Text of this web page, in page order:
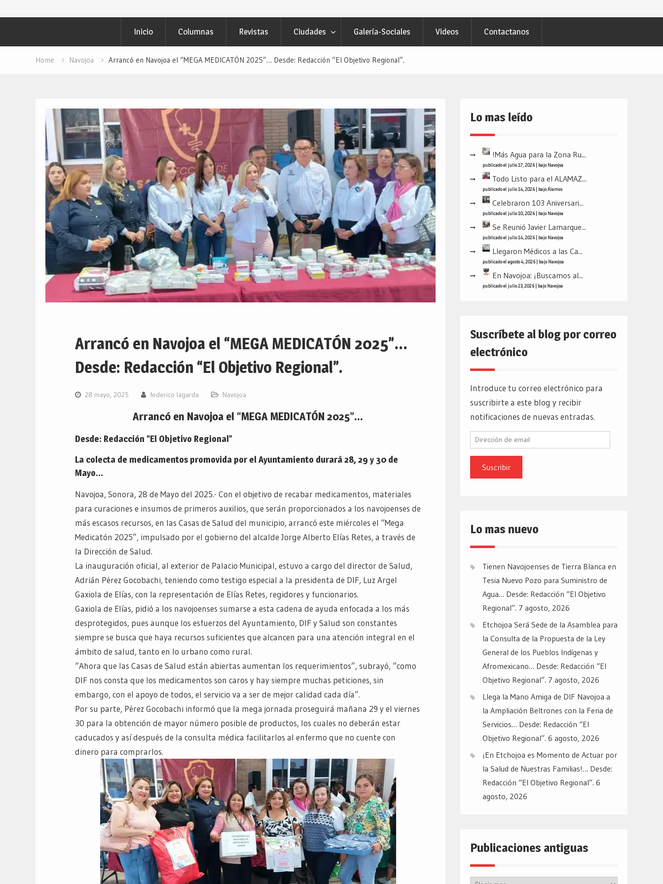
Inicio Columnas Revistas Ciudades Galería-Sociales Videos Contactanos
Home Navojoa Arrancó en Navojoa el “MEGA MEDICATÓN 2025”… Desde: Redacción “El Objetivo Regional”.
Arrancó en Navojoa el “MEGA MEDICATÓN 2025”…
Desde: Redacción “El Objetivo Regional”.
28 mayo, 2025 federico lagarda Navojoa
Arrancó en Navojoa el “MEGA MEDICATÓN 2025”…
Desde: Redacción “El Objetivo Regional”
La colecta de medicamentos promovida por el Ayuntamiento durará 28, 29 y 30 de
Mayo…
Navojoa, Sonora, 28 de Mayo del 2025.- Con el objetivo de recabar medicamentos, materiales
para curaciones e insumos de primeros auxilios, que serán proporcionados a los navojoenses de
más escasos recursos, en las Casas de Salud del municipio, arrancó este miércoles el “Mega
Medicatón 2025”, impulsado por el gobierno del alcalde Jorge Alberto Elías Retes, a través de
la Dirección de Salud.
La inauguración oficial, al exterior de Palacio Municipal, estuvo a cargo del director de Salud,
Adrián Pérez Gocobachi, teniendo como testigo especial a la presidenta de DIF, Luz Argel
Gaxiola de Elías, con la representación de Elías Retes, regidores y funcionarios.
Gaxiola de Elías, pidió a los navojoenses sumarse a esta cadena de ayuda enfocada a los más
desprotegidos, pues aunque los esfuerzos del Ayuntamiento, DIF y Salud son constantes
siempre se busca que haya recursos suficientes que alcancen para una atención integral en el
ámbito de salud, tanto en lo urbano como rural.
“Ahora que las Casas de Salud están abiertas aumentan los requerimientos”, subrayó, “como
DIF nos consta que los medicamentos son caros y hay siempre muchas peticiones, sin
embargo, con el apoyo de todos, el servicio va a ser de mejor calidad cada día”.
Por su parte, Pérez Gocobachi informó que la mega jornada proseguirá mañana 29 y el viernes
30 para la obtención de mayor número posible de productos, los cuales no deberán estar
caducados y así después de la consulta médica facilitarlos al enfermo que no cuente con
dinero para comprarlos.
Lo mas leído
!Más Agua para la Zona Ru...
publicado el julio 17, 2026| bajoNavojoa
Todo Listo para el ALAMAZ...
publicado el julio 14, 2026| bajoÁlamos
Celebraron 103 Aniversari...
publicado el julio 10, 2026| bajoNavojoa
Se Reunió Javier Lamarque...
publicado el julio 14, 2026| bajoNavojoa
Llegaron Médicos a las Ca...
publicado el agosto 4, 2026| bajoNavojoa
En Navojoa: ¡Buscamos al...
publicado el julio 23, 2026| bajoNavojoa
Suscríbete al blog por correo
electrónico
Introduce tu correo electrónico para
suscribirte a este blog y recibir
notificaciones de nuevas entradas.
Dirección
email
Lo mas nuevo
Tienen Navojoenses de Tierra Blanca en
Tesia Nuevo Pozo para Suministro de
Agua… Desde: Redacción “El Objetivo
Regional”. 7 agosto, 2026
Etchojoa Será Sede de la Asamblea para
la Consulta de la Propuesta de la Ley
General de los Pueblos Indígenas y
Afromexicano… Desde: Redacción “El
Objetivo Regional”. 7 agosto, 2026
Llega la Mano Amiga de DIF Navojoa a
la Ampliación Beltrones con la Feria de
Servicios… Desde: Redacción “El
Objetivo Regional”. 6 agosto, 2026
¡En Etchojoa es Momento de Actuar por
la Salud de Nuestras Familias!… Desde:
Redacción “El Objetivo Regional”. 6
agosto, 2026
Publicaciones antiguas